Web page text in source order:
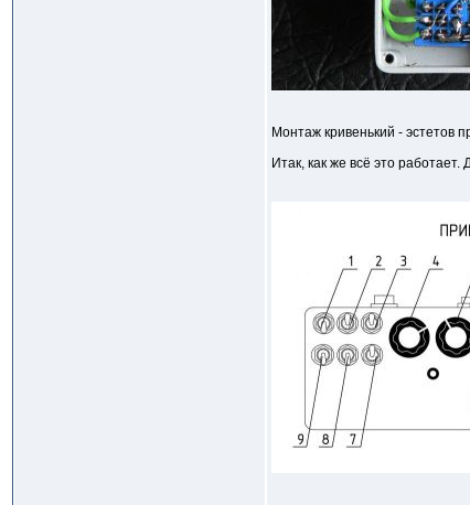
Монтаж кривенький - эстетов
Итак, как же всё это